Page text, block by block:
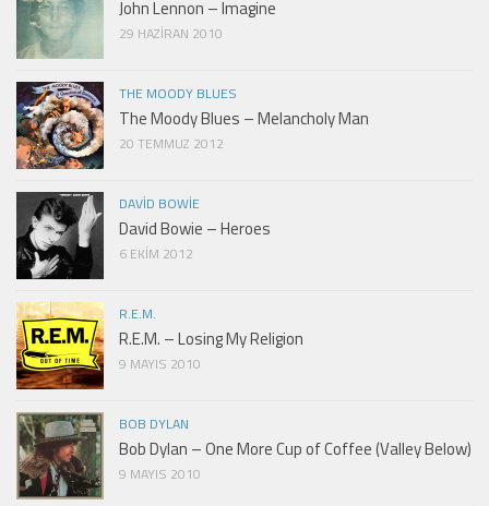
John Lennon – Imagine
29 HAZIRAN 2010
THE MOODY BLUES
The Moody Blues – Melancholy Man
20 TEMMUZ 2012
DAVID BOWIE
David Bowie – Heroes
6 EKIM 2012
R.E.M.
R.E.M. – Losing My Religion
9 MAYIS 2010
BOB DYLAN
Bob Dylan – One More Cup of Coffee (Valley Below)
9 MAYIS 2010